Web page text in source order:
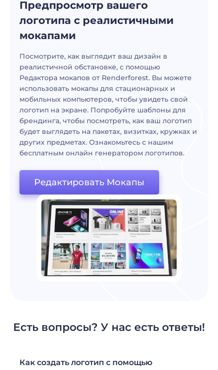
Предпросмотр вашего
логотипа с реалистичными
мокапами
Посмотрите, как выглядит ваш дизайн в
реалистичной обстановке, с помощью
Редактора мокапов от Renderforest. Вы можете
использовать мокапы для стационарных и
мобильных компьютеров, чтобы увидеть свой
логотип на экране. Попробуйте шаблоны для
брендинга, чтобы посмотреть, как ваш логотип
будет выглядеть на пакетах, визитках, кружках и
других предметах. Ознакомьтесь с нашим
бесплатным онлайн генератором логотипов.
Редактировать Мокапы
Есть вопросы? У нас есть ответы!
Как создать логотип с помощью